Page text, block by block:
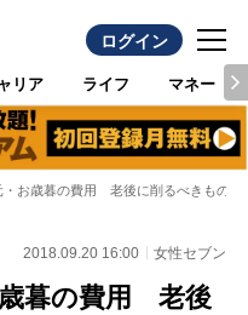
ログイン
リア ライフ マネー
・お歳暮の費用 老後に削るべきものは
2018.09.20 16:00 女性セブン
暮の費用 老後